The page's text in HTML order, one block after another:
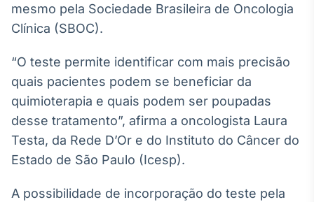
Em breve
Crédito
Em breve
mesmo pela Sociedade Brasileira de Oncologia
Clínica (SBOC).
“O teste permite identificar com mais precisão
quais pacientes podem se beneficiar da
quimioterapia e quais podem ser poupadas
desse tratamento”, afirma a oncologista Laura
Testa, da Rede D’Or e do Instituto do Câncer do
Estado de São Paulo (Icesp).
A possibilidade de incorporação do teste pela